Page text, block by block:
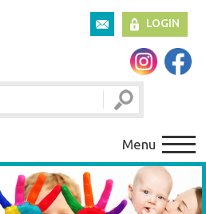
LOGIN
Menu